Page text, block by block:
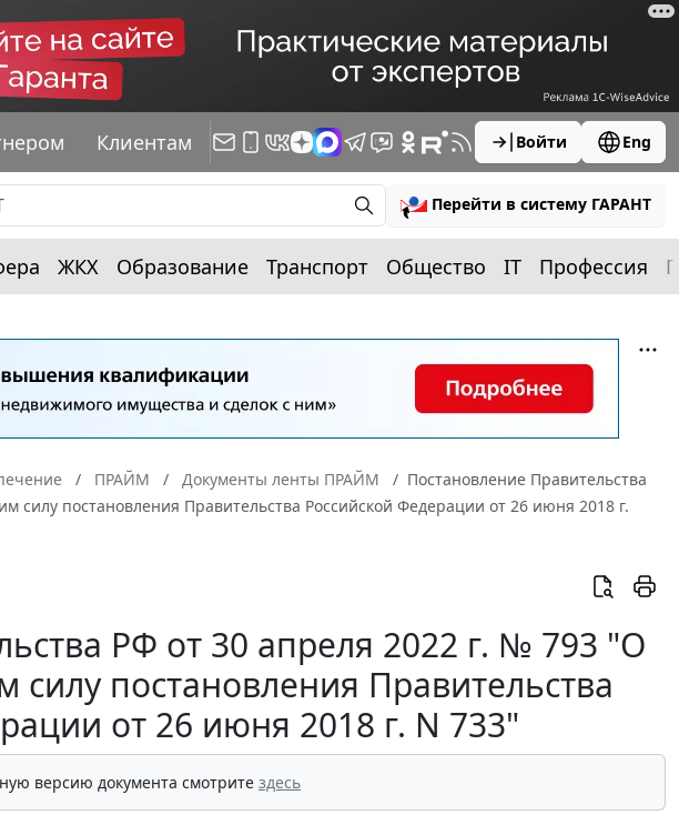
Клиентам Войти Eng
Перейти в систему ГАРАНТ
ЖКХ Образование Транспорт Общество IT Профессия
ПРАЙМ Документы ленты ПРАЙМ
Постановление Правительства
постановления Правительства Российской Федерации от 26 июня 2018 г.
РФ от 30 апреля 2022 г. № 793 "О
постановления Правительства
от 26 июня 2018 г. N 733"
версию документа смотрите здесь